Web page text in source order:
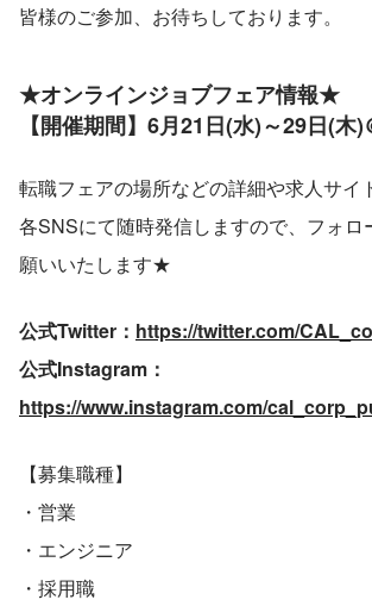
皆様のご参加、お待ちしております。
★オンラインジョブフェア情報★
【開催期間】6月21日(水)～29日(木)
転職フェアの場所などの詳細や求人サイ
各SNSにて随時発信しますので、フォロ
願いいたします★
公式Twitter： https://twitter.com/
公式Instagram：
https://www.instagram.com/
【募集職種】
・営業
・エンジニア
・採用職